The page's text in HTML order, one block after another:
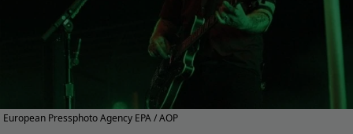
European Pressphoto Agency EPA / AOP